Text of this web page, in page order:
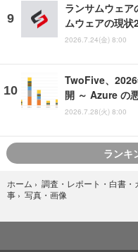
ランサムウェ
ムウェアの現状
2026.7.24(金) 8:00
TwoFive、
開 ～ Azure の
2026.7.28(火) 8:00
ランキ
ホーム › 調査・レポート・白書・
事 › 写真・画像